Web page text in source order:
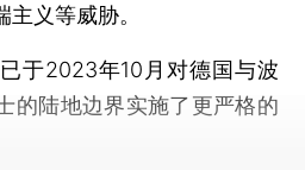
义等威胁。
2023年10月对德国与波
的陆地边界实施了更严格的